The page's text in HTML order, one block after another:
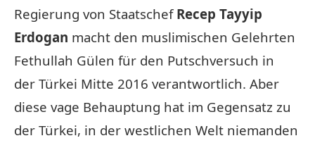
Regierung von Staatschef Recep Tayyip
Erdogan macht den muslimischen Gelehrten
Fethullah Gülen für den Putschversuch in
der Türkei Mitte 2016 verantwortlich. Aber
diese vage Behauptung hat im Gegensatz zu
der Türkei, in der westlichen Welt niemanden